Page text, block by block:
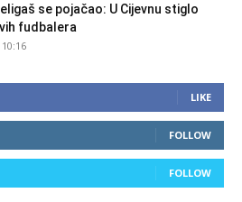
se pojačao: U Cijevnu stiglo
fudbalera
LIKE
FOLLOW
FOLLOW